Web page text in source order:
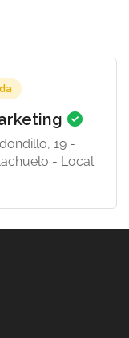
19 -
- Local